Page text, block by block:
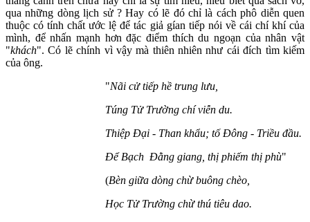
qua những dòng lịch sử ? Hay có lẽ đó chỉ là cách phô diễn quen
thuộc có tính chất ước lệ để tác giả gían tiếp nói về cái chí khí của
mình, để nhấn mạnh hơn đặc điểm thích du ngoạn của nhân vật
"khách". Có lẽ chính vì vậy mà thiên nhiên như cái đích tìm kiếm
của ông.
"Nãi cử tiếp hề trung lưu,
Túng Tử Trường chí viễn du.
Thiệp Đại - Than khẩu; tố Đông - Triều đầu.
Để Bạch Đằng giang, thị phiếm thị phù"
(Bèn giữa dòng chừ buông chèo,
Học Tử Trường chừ thú tiêu dao.